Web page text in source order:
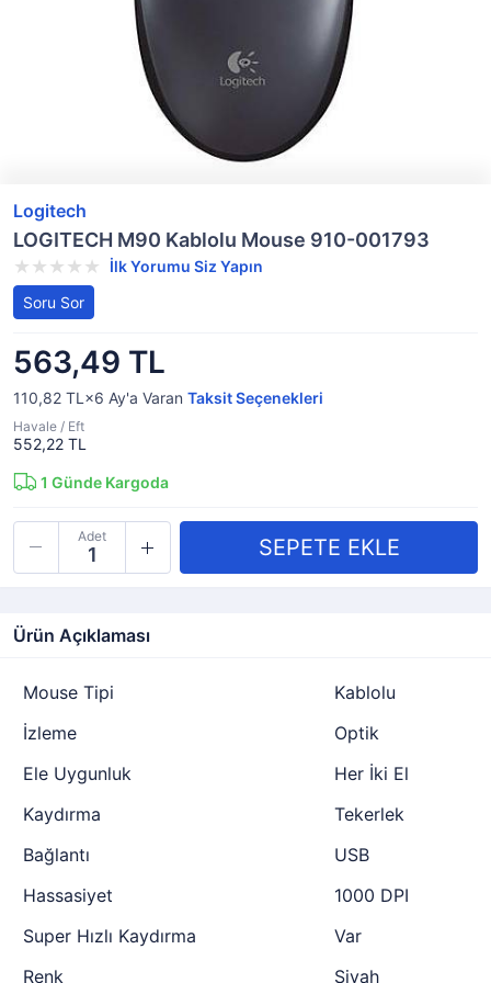
Logitech
LOGITECH M90 Kablolu Mouse 910-001793
İlk Yorumu Siz Yapın
Soru Sor
563,49 TL
110,82 TL×6 Ay'a Varan Taksit Seçenekleri
Havale / Eft
552,22 TL
1 Günde Kargoda
Adet
Ürün Açıklaması
Mouse Tipi
Kablolu
İzleme
Optik
Ele Uygunluk
Her İki El
Kaydırma
Tekerlek
Bağlantı
USB
Hassasiyet
1000 DPI
Super Hızlı Kaydırma
Var
Renk
Siyah